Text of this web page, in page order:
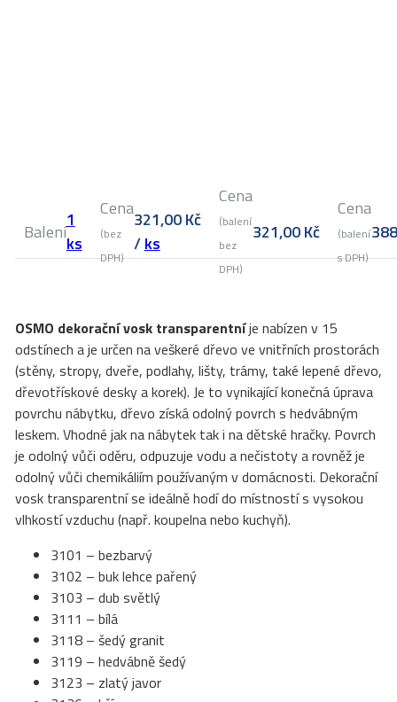
Balení1
ks
Cena
(bez
DPH)
321,00Kč
/ks
Cena
(balení
bez
DPH)
321,00Kč
Cena
(balení
s DPH)
OSMO dekorační vosk transparentníje nabízen v 15
odstínech a je určen na veškeré dřevo ve vnitřních prostorách
(stěny, stropy, dveře, podlahy, lišty, trámy, také lepené dřevo,
dřevotřískové desky a korek). Je to vynikající konečná úprava
povrchu nábytku, dřevo získá odolný povrch s hedvábným
leskem. Vhodné jak na nábytek tak i na dětské hračky. Povrch
je odolný vůči oděru, odpuzuje vodu a nečistoty a rovněž je
odolný vůči chemikáliím používaným v domácnosti. Dekorační
vosk transparentní se ideálně hodí do místností s vysokou
vlhkostí vzduchu (např. koupelna nebo kuchyň).
3101 – bezbarvý
3102 – buk lehce pařený
3103 – dub světlý
3111 – bílá
3118 – šedý granit
3119 – hedvábně šedý
3123 – zlatý javor